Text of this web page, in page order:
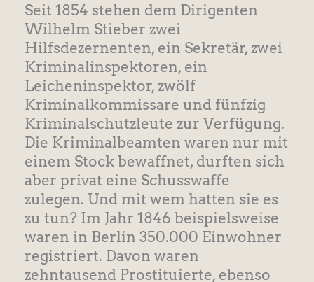
Seit 1854 stehen dem Dirigenten
Wilhelm Stieber zwei
Hilfsdezernenten, ein Sekretär, zwei
Kriminalinspektoren, ein
Leicheninspektor, zwölf
Kriminalkommissare und fünfzig
Kriminalschutzleute zur Verfügung.
Die Kriminalbeamten waren nur mit
einem Stock bewaffnet, durften sich
aber privat eine Schusswaffe
zulegen. Und mit wem hatten sie es
zu tun? Im Jahr 1846 beispielsweise
waren in Berlin 350.000 Einwohner
registriert. Davon waren
zehntausend Prostituierte, ebenso